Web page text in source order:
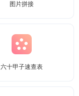
图片拼接
六十甲子速查表